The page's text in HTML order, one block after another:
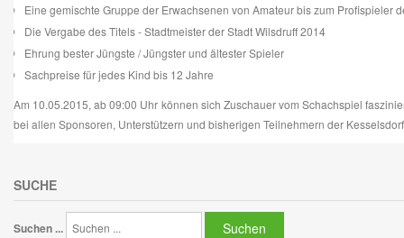
Eine gemischte Gruppe der Erwachsenen von Amateur bis zum Profispieler
Die Vergabe des Titels - Stadtmeister der Stadt Wilsdruff 2014
Ehrung bester Jüngste / Jüngster und ältester Spieler
Sachpreise für jedes Kind bis 12 Jahre
Am 10.05.2015, ab 09:00 Uhr können sich Zuschauer vom Schachspiel
bei allen Sponsoren, Unterstützern und bisherigen Teilnehmern der
SUCHE
Suchen ... Suchen